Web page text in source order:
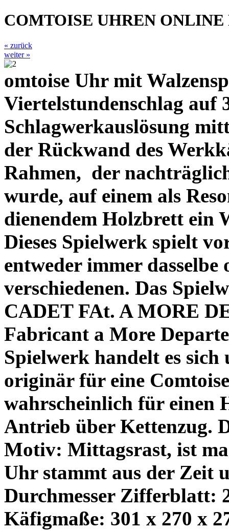
COMTOISE UHREN ONLINE
« zurück
weiter »
omtoise Uhr mit
Viertelstundenschlag auf
Schlagwerkauslösung
der Rückwand des
Rahmen, der
wurde, auf einem als
dienendem Holzbrett ein
Dieses Spielwerk spielt
entweder immer dasselbe
verschiedenen. Das
CADET FAt. A MORE
Fabricant a More
Spielwerk handelt es
originär für eine
wahrscheinlich für einen
Antrieb über Kettenzug.
Motiv: Mittagsrast, ist
Uhr stammt aus der Zeit
Durchmesser Zifferblatt:
Käfigmaße: 301 x 270 x